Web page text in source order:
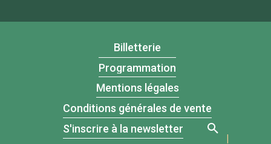
Billetterie
Programmation
Mentions légales
Conditions générales de vente
S'inscrire à la newsletter
|